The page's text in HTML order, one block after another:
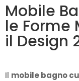
Mobile
le Forme
il Design
Il mobile bagno